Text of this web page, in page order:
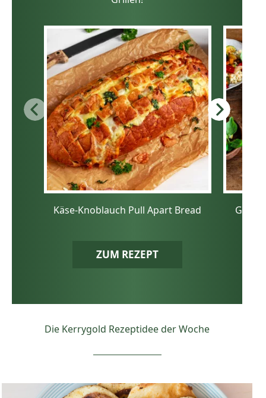
Käse-Knoblauch Pull Apart Bread
ZUM REZEPT
Die Kerrygold Rezeptidee der Woche